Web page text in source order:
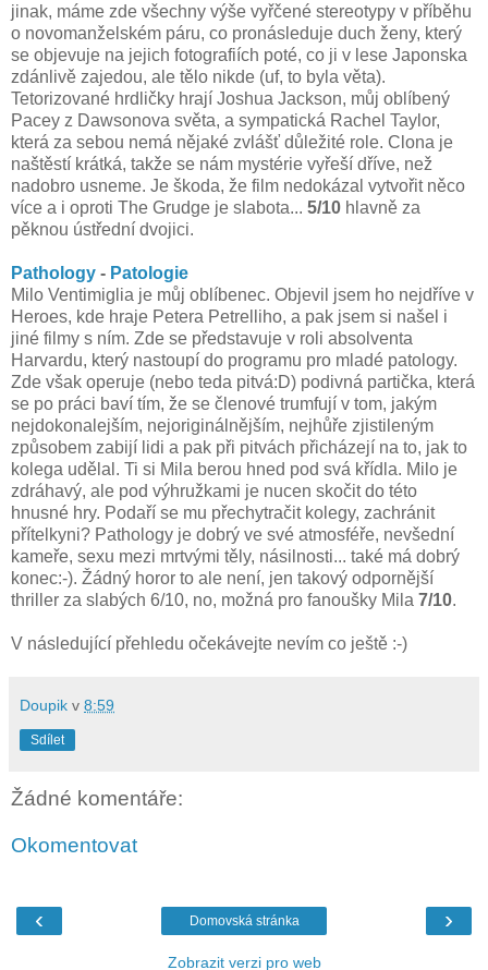
jinak, máme zde všechny výše vyřčené stereotypy v příběhu
o novomanželském páru, co pronásleduje duch ženy, který
se objevuje na jejich fotografiích poté, co ji v lese Japonska
zdánlivě zajedou, ale tělo nikde (uf, to byla věta).
Tetorizované hrdličky hrají Joshua Jackson, můj oblíbený
Pacey z Dawsonova světa, a sympatická Rachel Taylor,
která za sebou nemá nějaké zvlášť důležité role. Clona je
naštěstí krátká, takže se nám mystérie vyřeší dříve, než
nadobro usneme. Je škoda, že film nedokázal vytvořit něco
více a i oproti The Grudge je slabota... 5/10 hlavně za
pěknou ústřední dvojici.
Pathology - Patologie
Milo Ventimiglia je můj oblíbenec. Objevil jsem ho nejdříve v
Heroes, kde hraje Petera Petrelliho, a pak jsem si našel i
jiné filmy s ním. Zde se představuje v roli absolventa
Harvardu, který nastoupí do programu pro mladé patology.
Zde však operuje (nebo teda pitvá:D) podivná partička, která
se po práci baví tím, že se členové trumfují v tom, jakým
nejdokonalejším, nejoriginálnějším, nejhůře zjistileným
způsobem zabijí lidi a pak při pitvách přicházejí na to, jak to
kolega udělal. Ti si Mila berou hned pod svá křídla. Milo je
zdráhavý, ale pod výhružkami je nucen skočit do této
hnusné hry. Podaří se mu přechytračit kolegy, zachránit
přítelkyni? Pathology je dobrý ve své atmosféře, nevšední
kameře, sexu mezi mrtvými těly, násilnosti... také má dobrý
konec:-). Žádný horor to ale není, jen takový odpornější
thriller za slabých 6/10, no, možná pro fanoušky Mila 7/10.
V následující přehledu očekávejte nevím co ještě :-)
Doupik v 8:59
Sdílet
Žádné komentáře:
Okomentovat
‹ ›
Domovská stránka
Zobrazit verzi pro web